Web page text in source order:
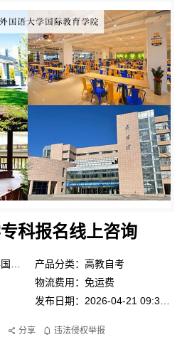
科报名线上咨询
产品分类：高教自考
物流费用：免运费
分享 违法侵权举报